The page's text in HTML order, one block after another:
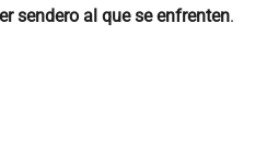
sendero al que se enfrenten.